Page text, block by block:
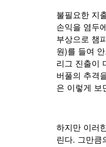
불필요한 지
손익을 염두
부상으로 챔
원)를 들여
리그 진출이
버풀의 추격
은 이렇게 보
하지만 이러
린다. 그만큼